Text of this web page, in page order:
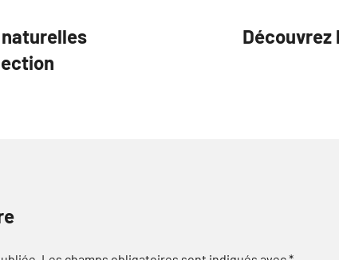
Découvrez